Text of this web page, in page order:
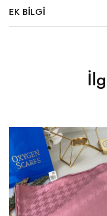
EK BILGI